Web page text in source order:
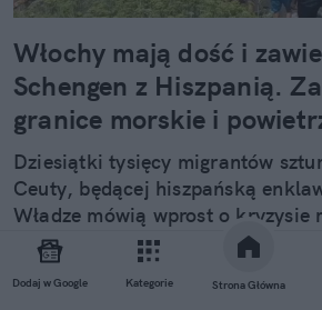
Dodaj w Google Kategorie Strona Główna
Włochy mają dość i
Schengen z Hiszpanią.
granice morskie i
Dziesiątki tysięcy migrantów
Ceuty, będącej hiszpańską
Władze mówią wprost o kryzysie
na arenie międzynarodowej
kolejnych państw i instytucji na tę
Włochy właśnie postanowiły